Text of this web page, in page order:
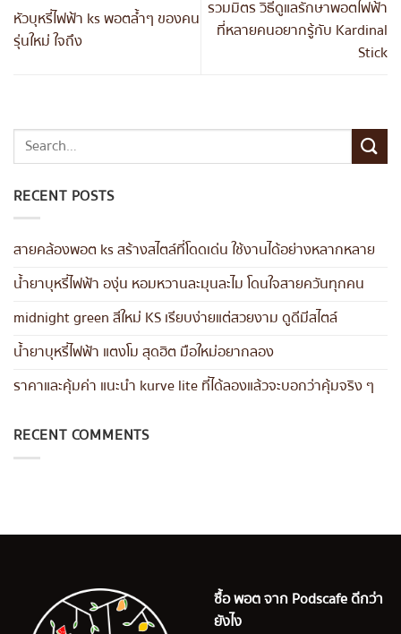
หัวบุหรี่ไฟฟ้า ks พอตล้ำๆ ของคน
รุ่นใหม่ ใจถึง
รวมมิตร วิธีดูแลรักษาพอตไฟฟ้า
ที่หลายคนอยากรู้กับ Kardinal
Stick
RECENT POSTS
สายคล้องพอต ks สร้างสไตล์ที่โดดเด่น ใช้งานได้อย่างหลากหลาย
น้ำยาบุหรี่ไฟฟ้า องุ่น หอมหวานละมุนละไม โดนใจสายควันทุกคน
midnight green สีใหม่ KS เรียบง่ายแต่สวยงาม ดูดีมีสไตล์
น้ำยาบุหรี่ไฟฟ้า แตงโม สุดฮิต มือใหม่อยากลอง
ราคาและคุ้มค่า แนะนำ kurve lite ที่ได้ลองแล้วจะบอกว่าคุ้มจริง ๆ
RECENT COMMENTS
ซื้อ พอต จาก Podscafe ดีกว่า
ยังไง